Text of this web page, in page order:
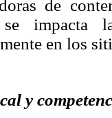
de
se impacta
en los
y